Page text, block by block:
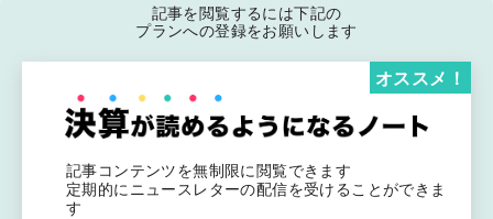
記事を閲覧するには下記の
プランへの登録をお願いします
記事コンテンツを無制限に閲覧できます
定期的にニュースレターの配信を受けることができま
す
オススメ！